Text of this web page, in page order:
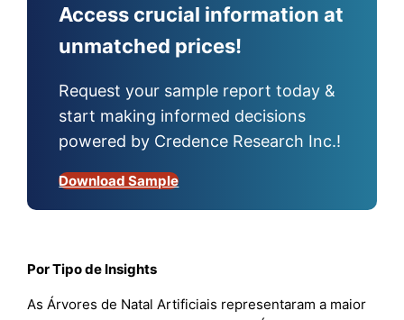
Access crucial information at
unmatched prices!
Request your sample report today &
start making informed decisions
powered by Credence Research Inc.!
Download Sample
Por Tipo de Insights
As Árvores de Natal Artificiais representaram a maior